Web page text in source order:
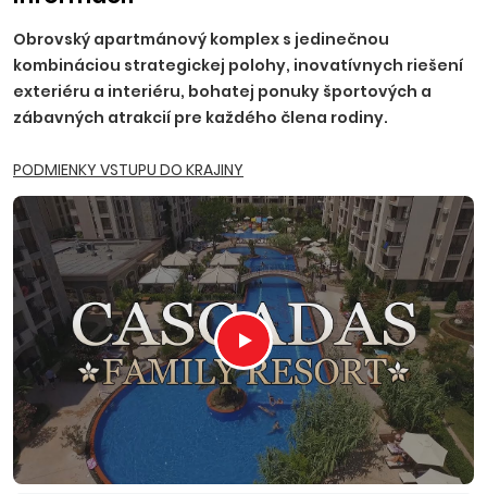
Obrovský apartmánový komplex s jedinečnou
kombináciou strategickej polohy, inovatívnych riešení
exteriéru a interiéru, bohatej ponuky športových a
zábavných atrakcií pre každého člena rodiny.
PODMIENKY VSTUPU DO KRAJINY